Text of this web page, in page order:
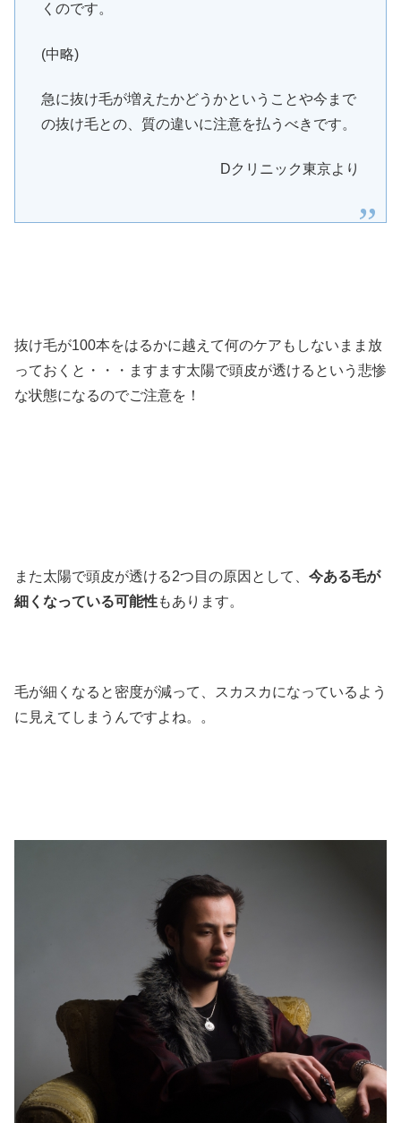
くのです。
(中略)
急に抜け毛が増えたかどうかということや今まで
の抜け毛との、質の違いに注意を払うべきです。
Dクリニック東京より
抜け毛が100本をはるかに越えて何のケアもしないまま放
っておくと・・・ますます太陽で頭皮が透けるという悲惨
な状態になるのでご注意を！
また太陽で頭皮が透ける2つ目の原因として、 今ある毛が
細くなっている可能性もあります。
毛が細くなると密度が減って、スカスカになっているよう
に見えてしまうんですよね。。